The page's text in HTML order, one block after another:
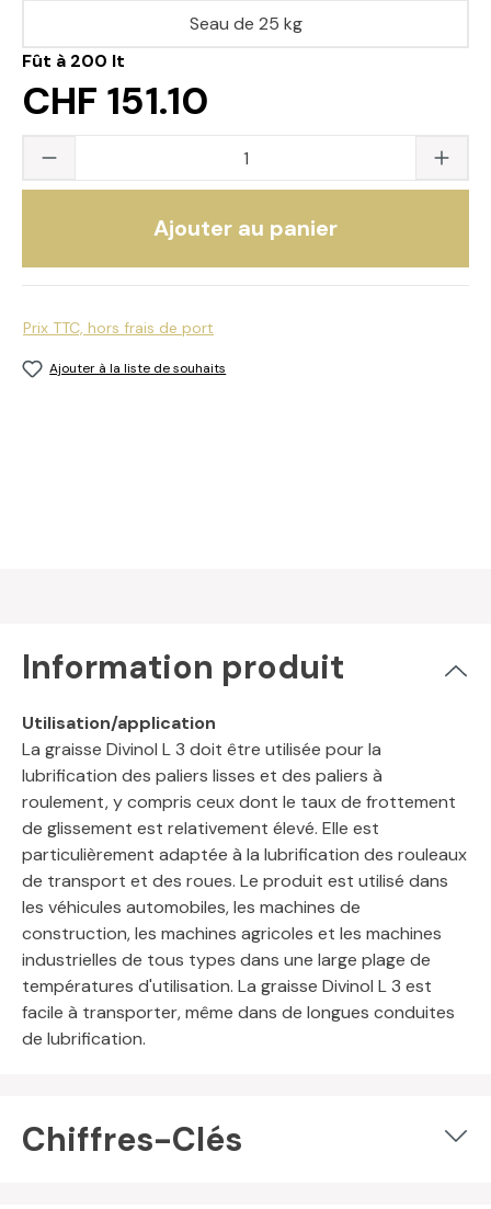
Fût à 200 lt
CHF 151.10
Seau de 25 kg
Quantité du produit : saisissez la valeur
Ajouter au panier
Prix TTC, hors frais de port
Ajouter à la liste de souhaits
Information produit
Utilisation/application
La graisse Divinol L 3 doit être utilisée pour la
lubrification des paliers lisses et des paliers à
roulement, y compris ceux dont le taux de frottement
de glissement est relativement élevé. Elle est
particulièrement adaptée à la lubrification des rouleaux
de transport et des roues. Le produit est utilisé dans
les véhicules automobiles, les machines de
construction, les machines agricoles et les machines
industrielles de tous types dans une large plage de
températures d'utilisation. La graisse Divinol L 3 est
facile à transporter, même dans de longues conduites
de lubrification.
Chiffres-Clés